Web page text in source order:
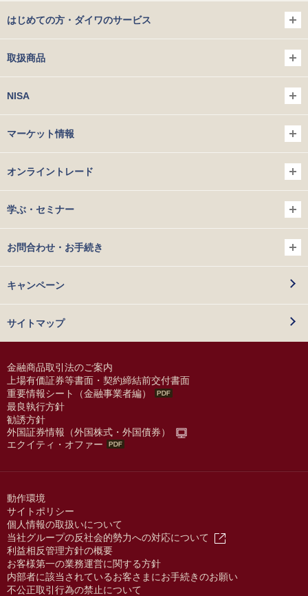
はじめての方・ダイワのサービス
取扱商品
NISA
マーケット情報
オンライントレード
学ぶ・セミナー
お問合わせ・お手続き
キャンペーン
サイトマップ
金融商品取引法のご案内
上場有価証券等書面・契約締結前交付書面
重要情報シート（金融事業者編）
最良執行方針
勧誘方針
外国証券情報（外国株式・外国債券）
エクイティ・オファー
動作環境
サイトポリシー
個人情報の取扱いについて
当社グループの反社会的勢力への対応について
利益相反管理方針の概要
お客様第一の業務運営に関する方針
内部者に該当されているお客さまにお手続きのお願い
不公正取引行為の禁止について